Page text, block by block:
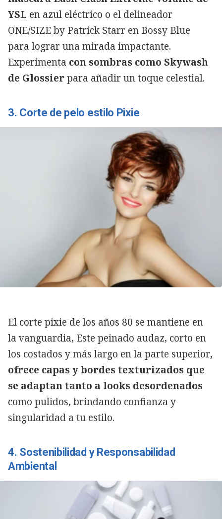
YSL en azul eléctrico o el delineador
ONE/SIZE by Patrick Starr en Bossy Blue
para lograr una mirada impactante.
Experimenta con sombras como Skywash
de Glossierpara añadir un toque celestial.
3. Corte de pelo estilo Pixie
El corte pixie de los años 80 se mantiene en
la vanguardia, Este peinado audaz, corto en
los costados y más largo en la parte superior,
ofrece capas y bordes texturizados que
se adaptan tanto a looks desordenados
como pulidos, brindando confianza y
singularidad a tu estilo.
4. Sostenibilidad y Responsabilidad
Ambiental